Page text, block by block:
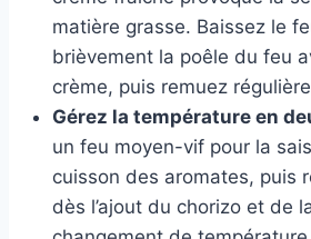
matière grasse. Baissez le
brièvement la poêle du feu
crème, puis remuez
Gérez la température en
un feu moyen-vif pour la
cuisson des aromates, puis
dès l’ajout du chorizo et de